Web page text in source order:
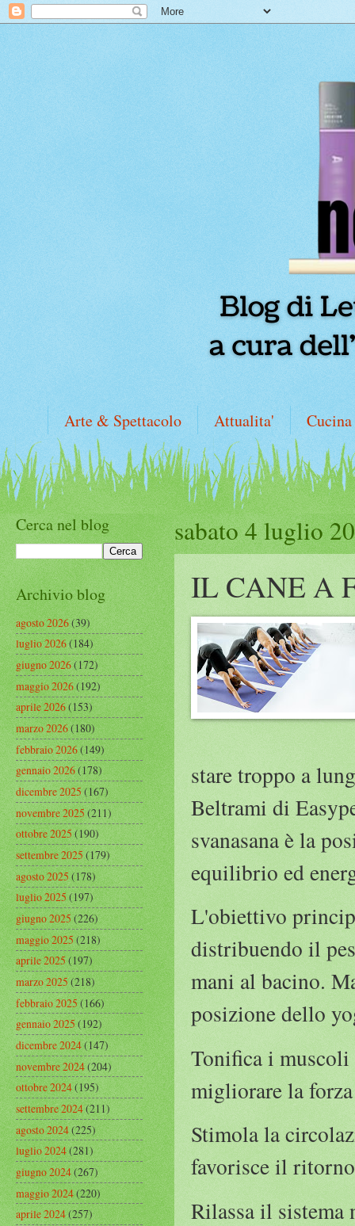
Arte & Spettacolo Attualita' Cucina
sabato 4 luglio
IL CANE A
stare troppo a
Beltrami di
svanasana è la
equilibrio ed
L'obiettivo
distribuendo il
mani al bacino.
posizione dello
Tonifica i muscoli
migliorare la
Stimola la
favorisce il
Rilassa il sistema
Cerca nel blog
Archivio blog
agosto 2026(39)
luglio 2026(184)
giugno 2026(172)
maggio 2026(192)
aprile 2026(153)
marzo 2026(180)
febbraio 2026(149)
gennaio 2026(178)
dicembre 2025(167)
novembre 2025(211)
ottobre 2025(190)
settembre 2025(179)
agosto 2025(178)
luglio 2025(197)
giugno 2025(226)
maggio 2025(218)
aprile 2025(197)
marzo 2025(218)
febbraio 2025(166)
gennaio 2025(192)
dicembre 2024(147)
novembre 2024(204)
ottobre 2024(195)
settembre 2024(211)
agosto 2024(225)
luglio 2024(281)
giugno 2024(267)
maggio 2024(220)
aprile 2024(257)